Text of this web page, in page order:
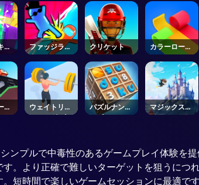
ン
ファッジラン
ナー3D
クリケット
カラーロール
3D
ト
ウェイトリフ
ティング ビュ
パズルナンバ
ーズ
マジックスカ
イクエスト
ンプルで中毒性のあるゲームプレイ体験を
す。より正確で難しいターゲットを狙うに
短時間で楽しいゲームセッションに最適です